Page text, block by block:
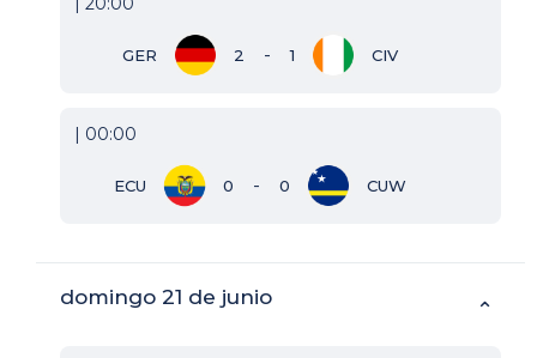
GER 2 - 1 CIV
| 00:00
ECU 0 - 0 CUW
domingo 21 de junio ⌃